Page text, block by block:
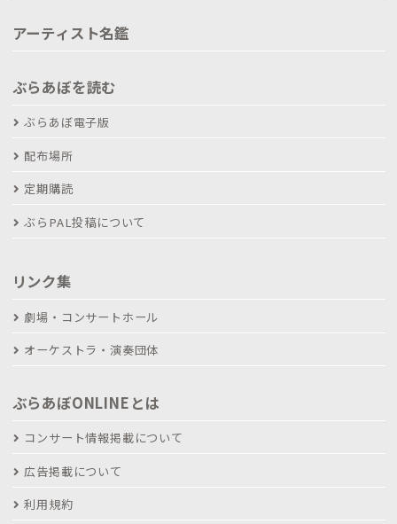
アーティスト名鑑
ぶらあぼを読む
ぶらあぼ電子版
配布場所
定期購読
ぶらPAL投稿について
リンク集
劇場・コンサートホール
オーケストラ・演奏団体
ぶらあぼONLINEとは
コンサート情報掲載について
広告掲載について
利用規約